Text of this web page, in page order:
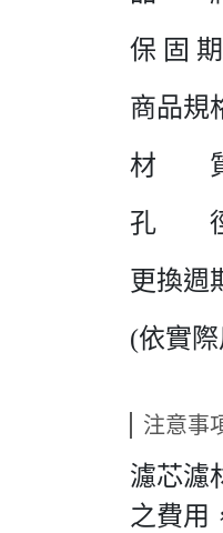
保 固
商品規
材 質
孔 徑
更換週
(依實
注意事
濾芯濾
之費用